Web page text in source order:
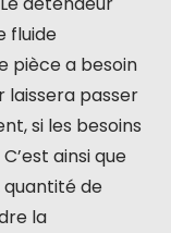
fluide
pièce a besoin
laissera passer
si les besoins
ainsi que
de
la